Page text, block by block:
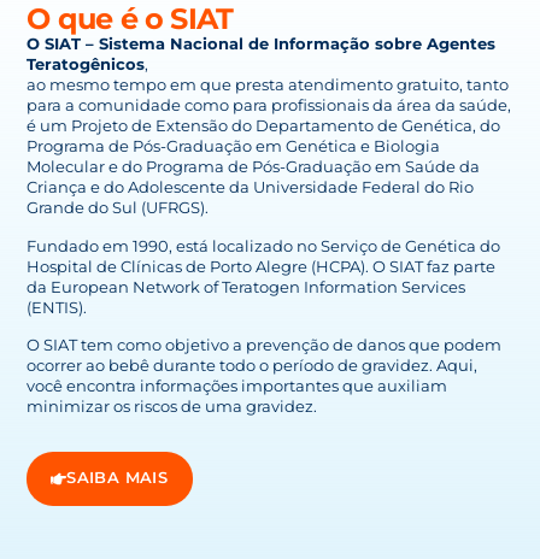
O que é o SIAT
O SIAT – Sistema Nacional de Informação sobre Agentes
Teratogênicos,
ao mesmo tempo em que presta atendimento gratuito, tanto
para a comunidade como para profissionais da área da saúde,
é um Projeto de Extensão do Departamento de Genética, do
Programa de Pós-Graduação em Genética e Biologia
Molecular e do Programa de Pós-Graduação em Saúde da
Criança e do Adolescente da Universidade Federal do Rio
Grande do Sul (UFRGS).
Fundado em 1990, está localizado no Serviço de Genética do
Hospital de Clínicas de Porto Alegre (HCPA). O SIAT faz parte
da European Network of Teratogen Information Services
(ENTIS).
O SIAT tem como objetivo a prevenção de danos que podem
ocorrer ao bebê durante todo o período de gravidez. Aqui,
você encontra informações importantes que auxiliam
minimizar os riscos de uma gravidez.
SAIBA MAIS